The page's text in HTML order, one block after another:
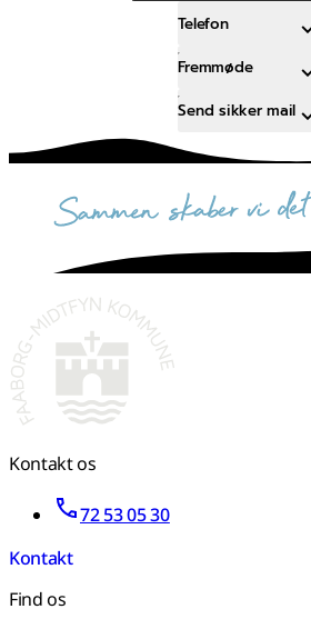
Telefon
Fremmøde
Send sikker mail
sammen skaber vi det bedste sted
Kontakt os
72 53 05 30
Kontakt
Find os